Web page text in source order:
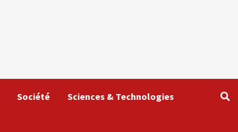
Société Sciences & Technologies